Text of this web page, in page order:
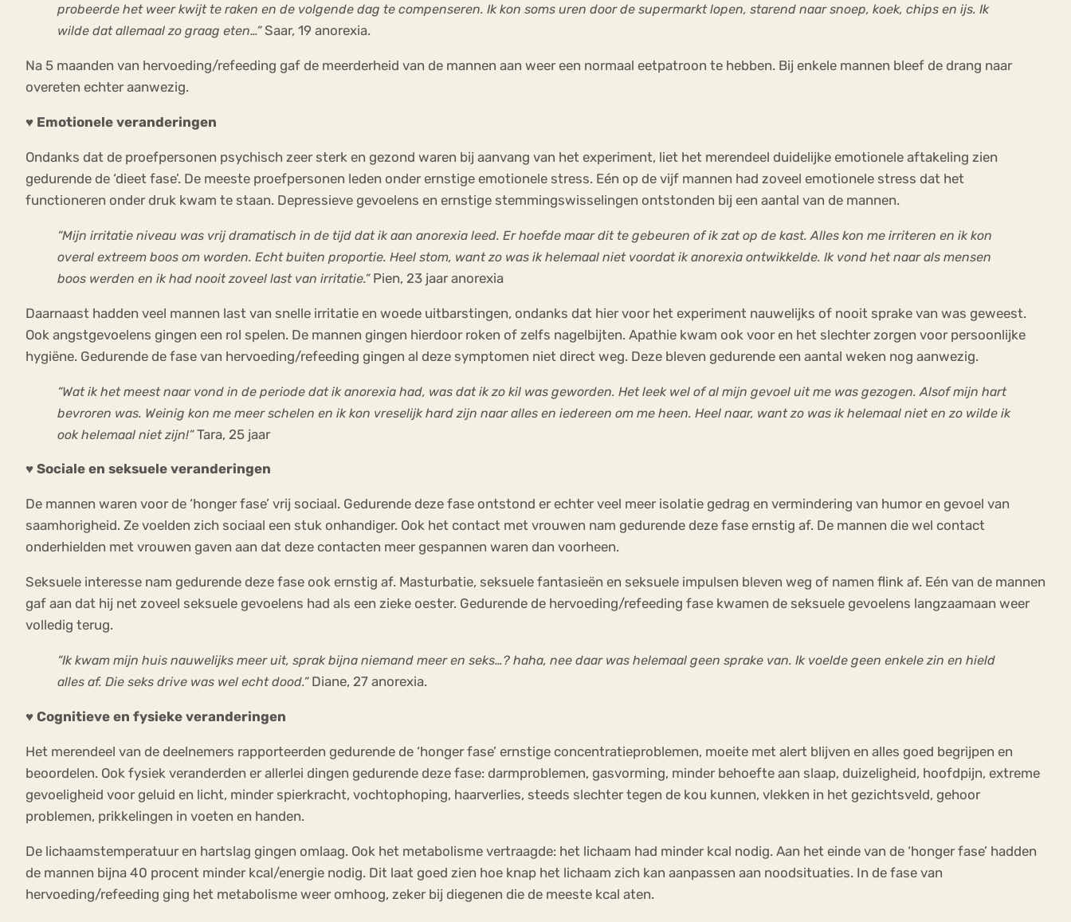
probeerde het weer kwijt te raken en de volgende dag te compenseren. Ik kon soms uren door de supermarkt lopen, starend naar snoep, koek, chips en ijs. Ik
wilde dat allemaal zo graag eten…”Saar, 19 anorexia.
Na 5 maanden van hervoeding/refeeding gaf de meerderheid van de mannen aan weer een normaal eetpatroon te hebben. Bij enkele mannen bleef de drang naar
overeten echter aanwezig.
♥ Emotionele veranderingen
Ondanks dat de proefpersonen psychisch zeer sterk en gezond waren bij aanvang van het experiment, liet het merendeel duidelijke emotionele aftakeling zien
gedurende de ‘dieet fase’. De meeste proefpersonen leden onder ernstige emotionele stress. Eén op de vijf mannen had zoveel emotionele stress dat het
functioneren onder druk kwam te staan. Depressieve gevoelens en ernstige stemmingswisselingen ontstonden bij een aantal van de mannen.
“Mijn irritatie niveau was vrij dramatisch in de tijd dat ik aan anorexia leed. Er hoefde maar dit te gebeuren of ik zat op de kast. Alles kon me irriteren en ik kon
overal extreem boos om worden. Echt buiten proportie. Heel stom, want zo was ik helemaal niet voordat ik anorexia ontwikkelde. Ik vond het naar als mensen
boos werden en ik had nooit zoveel last van irritatie.”Pien, 23 jaar anorexia
Daarnaast hadden veel mannen last van snelle irritatie en woede uitbarstingen, ondanks dat hier voor het experiment nauwelijks of nooit sprake van was geweest.
Ook angstgevoelens gingen een rol spelen. De mannen gingen hierdoor roken of zelfs nagelbijten. Apathie kwam ook voor en het slechter zorgen voor persoonlijke
hygiëne. Gedurende de fase van hervoeding/refeeding gingen al deze symptomen niet direct weg. Deze bleven gedurende een aantal weken nog aanwezig.
“Wat ik het meest naar vond in de periode dat ik anorexia had, was dat ik zo kil was geworden. Het leek wel of al mijn gevoel uit me was gezogen. Alsof mijn hart
bevroren was. Weinig kon me meer schelen en ik kon vreselijk hard zijn naar alles en iedereen om me heen. Heel naar, want zo was ik helemaal niet en zo wilde ik
ook helemaal niet zijn!”Tara, 25 jaar
♥ Sociale en seksuele veranderingen
De mannen waren voor de ‘honger fase’ vrij sociaal. Gedurende deze fase ontstond er echter veel meer isolatie gedrag en vermindering van humor en gevoel van
saamhorigheid. Ze voelden zich sociaal een stuk onhandiger. Ook het contact met vrouwen nam gedurende deze fase ernstig af. De mannen die wel contact
onderhielden met vrouwen gaven aan dat deze contacten meer gespannen waren dan voorheen.
Seksuele interesse nam gedurende deze fase ook ernstig af. Masturbatie, seksuele fantasieën en seksuele impulsen bleven weg of namen flink af. Eén van de mannen
gaf aan dat hij net zoveel seksuele gevoelens had als een zieke oester. Gedurende de hervoeding/refeeding fase kwamen de seksuele gevoelens langzaamaan weer
volledig terug.
“Ik kwam mijn huis nauwelijks meer uit, sprak bijna niemand meer en seks…? haha, nee daar was helemaal geen sprake van. Ik voelde geen enkele zin en hield
alles af. Die seks drive was wel echt dood.”Diane, 27 anorexia.
♥ Cognitieve en fysieke veranderingen
Het merendeel van de deelnemers rapporteerden gedurende de ‘honger fase’ ernstige concentratieproblemen, moeite met alert blijven en alles goed begrijpen en
beoordelen. Ook fysiek veranderden er allerlei dingen gedurende deze fase: darmproblemen, gasvorming, minder behoefte aan slaap, duizeligheid, hoofdpijn, extreme
gevoeligheid voor geluid en licht, minder spierkracht, vochtophoping, haarverlies, steeds slechter tegen de kou kunnen, vlekken in het gezichtsveld, gehoor
problemen, prikkelingen in voeten en handen.
De lichaamstemperatuur en hartslag gingen omlaag. Ook het metabolisme vertraagde: het lichaam had minder kcal nodig. Aan het einde van de ‘honger fase’ hadden
de mannen bijna 40 procent minder kcal/energie nodig. Dit laat goed zien hoe knap het lichaam zich kan aanpassen aan noodsituaties. In de fase van
hervoeding/refeeding ging het metabolisme weer omhoog, zeker bij diegenen die de meeste kcal aten.